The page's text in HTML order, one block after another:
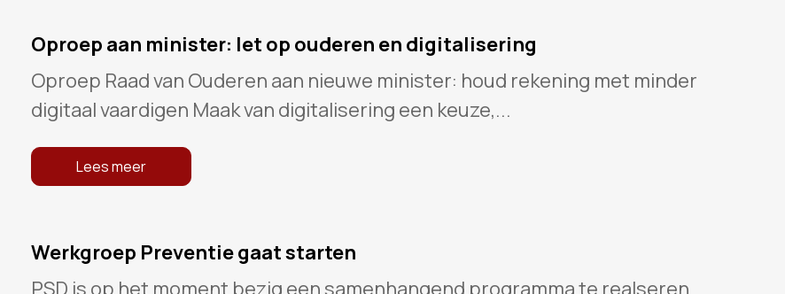
Oproep aan minister: let op ouderen en digitalisering
Oproep Raad van Ouderen aan nieuwe minister: houd rekening met minder
digitaal vaardigen Maak van digitalisering een keuze,...
Lees meer
Werkgroep Preventie gaat starten